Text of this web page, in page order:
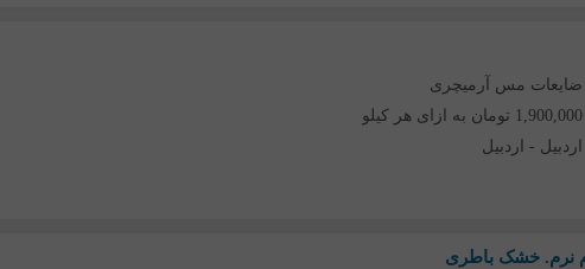
ضایعات مس آرمیچری
1,900,000 تومان به ازای هر کیلو
اردبیل - اردبیل
نرم. خشک باطری